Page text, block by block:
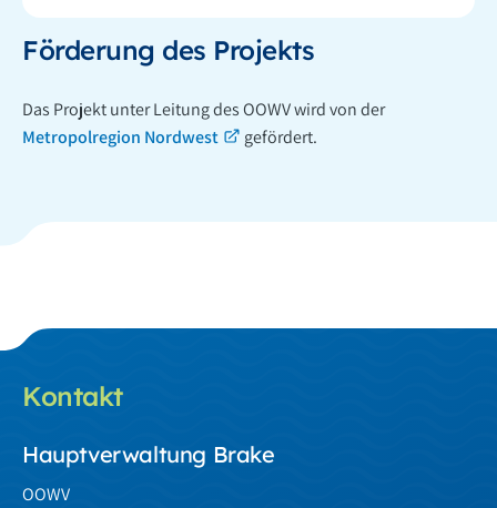
Förderung des Projekts
Das Projekt unter Leitung des OOWV wird von der
Metropolregion Nordwest
gefördert.
Kontakt
Hauptverwaltung Brake
OOWV